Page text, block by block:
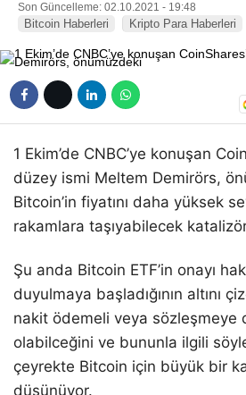
Son Güncelleme: 02.10.2021 - 19:48
Bitcoin Haberleri Kripto Para Haberleri
1 Ekim’de CNBC’ye konuşan
düzey ismi Meltem Demirörs,
Bitcoin’in fiyatını daha yüksek
rakamlara taşıyabilecek
Şu anda Bitcoin ETF’in onayı
duyulmaya başladığının altını
nakit ödemeli veya sözleşmeye
olabilceğini ve bununla ilgili
çeyrekte Bitcoin için büyük bir
düşünüyor.